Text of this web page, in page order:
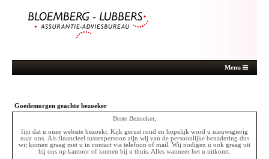
Menu
Goedemorgen geachte bezoeker
Beste Bezoeker,
fijn dat u onze website bezoekt. Kijk gerust rond en hopelijk word u nieuwsgierig
naar ons. Als financieel tussenpersoon zijn wij van de persoonlijke benadering dus
wij komen graag met u in contact via telefoon of mail. Wij nodigen u ook graag uit
bij ons op kantoor of komen bij u thuis. Alles wanneer het u uitkomt.